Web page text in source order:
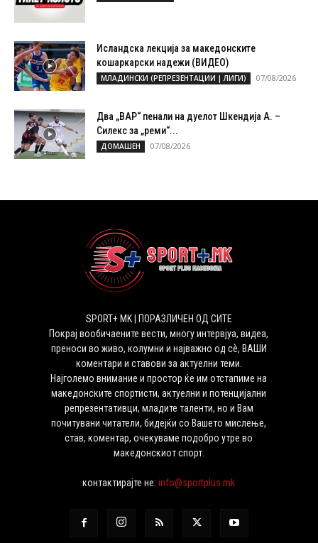
Исландска лекција за македонските
кошаркарски надежи (ВИДЕО)
МЛАДИНСКИ (РЕПРЕЗЕНТАЦИИ | ЛИГИ) 07/08/2026
Два „ВАР“ пенали на дуелот Шкендија А. –
Силекс за „реми“...
ДОМАШЕН 07/08/2026
SPORT+ MK | ПОРАЗЛИЧЕН ОД СИТЕ
Покрај вообичаените вести, многу интервјуа, видеа,
преноси во живо, колумни и најважно од сѐ, ВАШИ
коментари и ставови за актуелни теми.
Најголемо внимание и простор ќе им отстапиме на
македонските спортисти, актуелни и потенцијални
репрезентативци, младите таленти, но и Вам
почитувани читатели, бидејќи со Вашето мислење,
став, коментар, очекуваме подобро утре во
македонскиот спорт.
контактирајте не:info@sportplus.mk